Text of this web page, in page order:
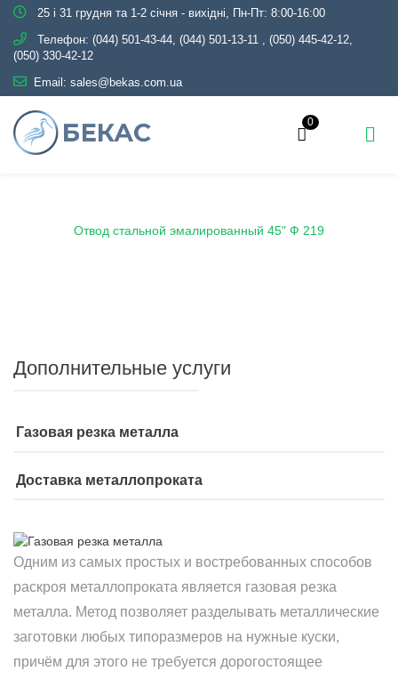
25 і 31 грудня та 1-2 січня - вихідні, Пн-Пт: 8:00-16:00
Телефон: (044) 501-43-44, (044) 501-13-11 , (050) 445-42-12,
(050) 330-42-12
Email: sales@bekas.com.ua
0
Отвод стальной эмалированный 45" Ф 219
Дополнительные услуги
Газовая резка металла
Доставка металлопроката
Одним из самых простых и востребованных способов
раскроя металлопроката является газовая резка
металла. Метод позволяет разделывать металлические
заготовки любых типоразмеров на нужные куски,
причём для этого не требуется дорогостоящее